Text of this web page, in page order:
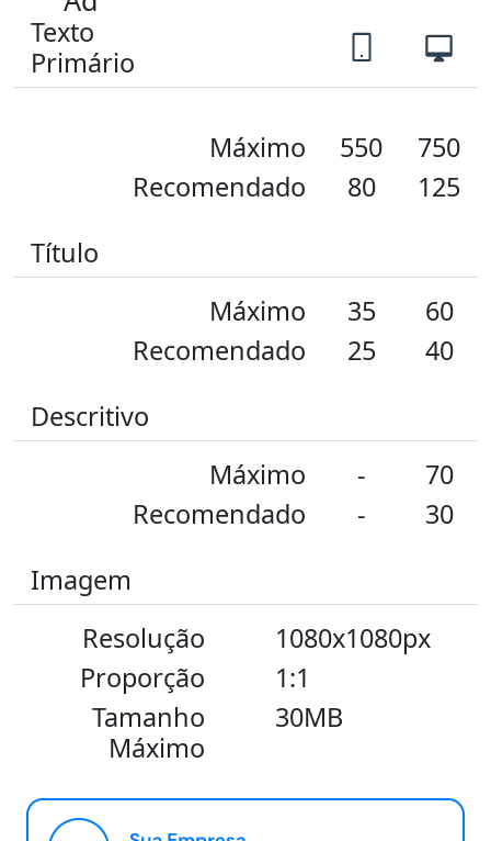
Texto
Primário
Máximo
Recomendado
550
750
80
125
Título
Máximo
Recomendado
35
60
25
40
Descritivo
Máximo
Recomendado
-
70
-
30
Imagem
Resolução
Proporção
Tamanho
Máximo
1080x1080px
1:1
30MB